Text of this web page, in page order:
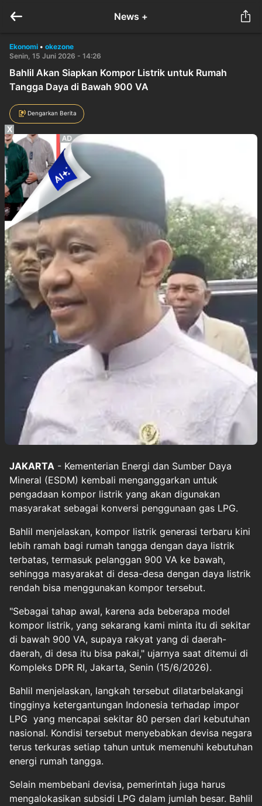
News +
Ekonomi • okezone
Senin, 15 Juni 2026 - 14:26
Bahlil Akan Siapkan Kompor Listrik untuk Rumah
Tangga Daya di Bawah 900 VA
Dengarkan Berita
JAKARTA - Kementerian Energi dan Sumber Daya
Mineral (ESDM) kembali menganggarkan untuk
pengadaan kompor listrik yang akan digunakan
masyarakat sebagai konversi penggunaan gas LPG.
Bahlil menjelaskan, kompor listrik generasi terbaru kini
lebih ramah bagi rumah tangga dengan daya listrik
terbatas, termasuk pelanggan 900 VA ke bawah,
sehingga masyarakat di desa-desa dengan daya listrik
rendah bisa menggunakan kompor tersebut.
"Sebagai tahap awal, karena ada beberapa model
kompor listrik, yang sekarang kami minta itu di sekitar
di bawah 900 VA, supaya rakyat yang di daerah-
daerah, di desa itu bisa pakai," ujarnya saat ditemui di
Kompleks DPR RI, Jakarta, Senin (15/6/2026).
Bahlil menjelaskan, langkah tersebut dilatarbelakangi
tingginya ketergantungan Indonesia terhadap impor
LPG yang mencapai sekitar 80 persen dari kebutuhan
nasional. Kondisi tersebut menyebabkan devisa negara
terus terkuras setiap tahun untuk memenuhi kebutuhan
energi rumah tangga.
Selain membebani devisa, pemerintah juga harus
mengalokasikan subsidi LPG dalam jumlah besar. Bahlil
X